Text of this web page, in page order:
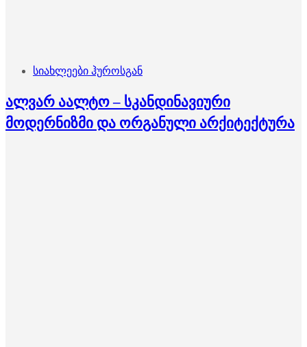
სიახლეები ჰუროსგან
ალვარ აალტო – სკანდინავიური
მოდერნიზმი და ორგანული არქიტექტურა